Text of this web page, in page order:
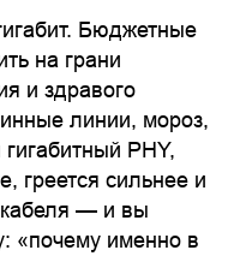
Бюджетные
на грани
и здравого
линии, мороз,
PHY,
греется сильнее и
кабеля — и вы
«почему именно в